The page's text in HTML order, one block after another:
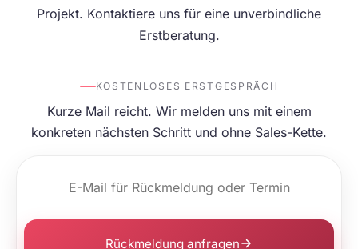
Projekt. Kontaktiere uns für eine unverbindliche
Erstberatung.
KOSTENLOSES ERSTGESPRÄCH
Kurze Mail reicht. Wir melden uns mit einem
konkreten nächsten Schritt und ohne Sales-Kette.
Rückmeldung anfragen